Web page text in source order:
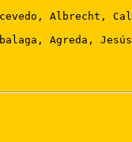
Albrecht,
Agreda,